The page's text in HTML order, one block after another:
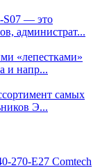
S07 — это
администрат...
«лепестками»
и напр...
самых
Э...
270-Е27 Comtech